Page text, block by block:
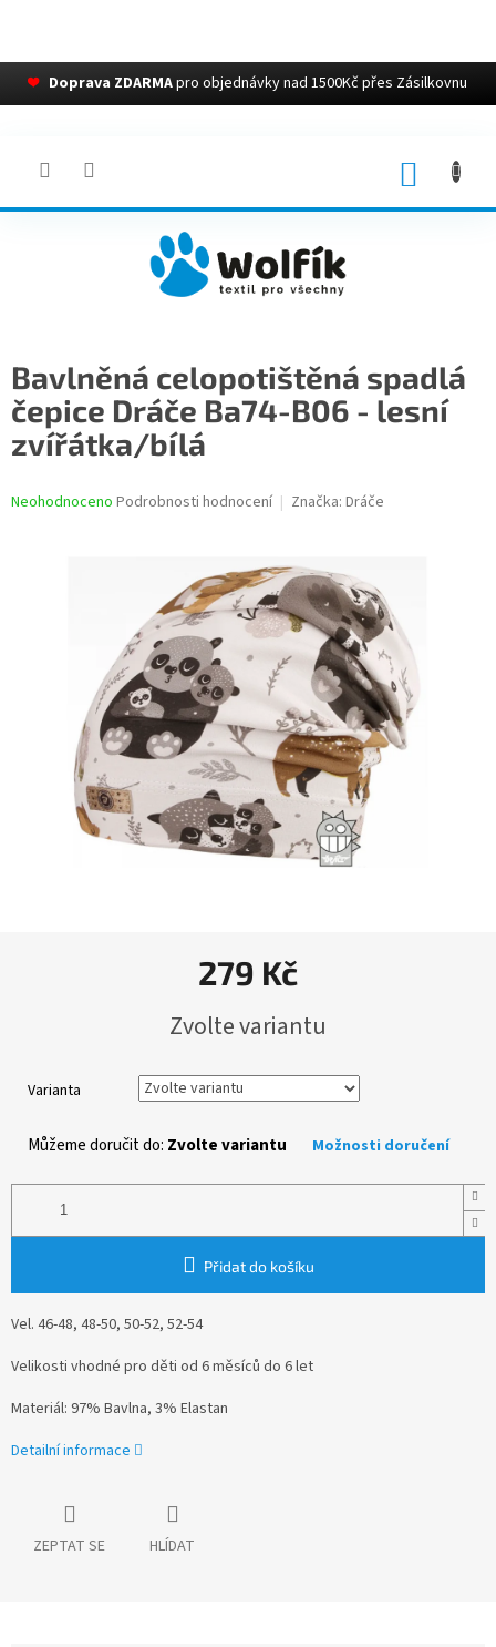
❤ Doprava ZDARMApro objednávky nad 1500Kč přes Zásilkovnu
Bavlněná celopotištěná spadlá
čepice Dráče Ba74-B06 - lesní
zvířátka/bílá
Průměrné
Neohodnoceno Podrobnosti hodnocení Značka: Dráče
279 Kč
cena:
Zvolte variantu
Varianta
Můžeme doručit do: Zvolte variantu Možnosti doručení
Přidat do košíku
Vel. 46-48, 48-50, 50-52, 52-54
Velikosti vhodné pro děti od 6 měsíců do 6 let
Materiál: 97% Bavlna, 3% Elastan
Detailní informace
ZEPTAT SE HLÍDAT